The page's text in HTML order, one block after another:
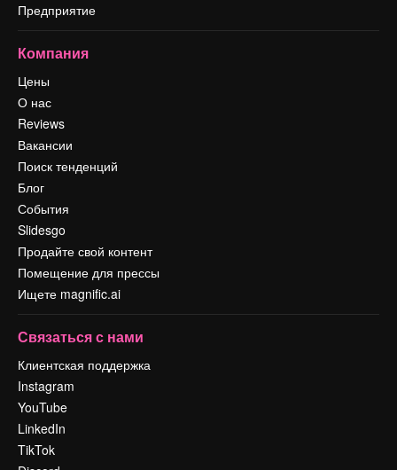
Предприятие
Компания
Цены
О нас
Reviews
Вакансии
Поиск тенденций
Блог
События
Slidesgo
Продайте свой контент
Помещение для прессы
Ищете magnific.ai
Связаться с нами
Клиентская поддержка
Instagram
YouTube
LinkedIn
TikTok